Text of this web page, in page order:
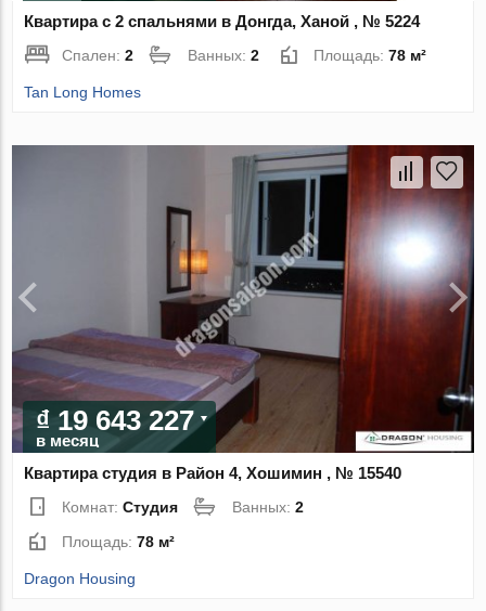
Квартира с 2 спальнями в Донгда, Ханой , № 5224
Спален:2 Ванных:2 Площадь:78 м²
Tan Long Homes
₫ 19 643 227
в месяц
Квартира студия в Район 4, Хошимин , № 15540
Комнат:Студия Ванных:2
Площадь:78 м²
Dragon Housing